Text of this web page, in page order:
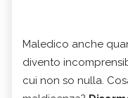
Maledico anche
divento
cui non so nulla.